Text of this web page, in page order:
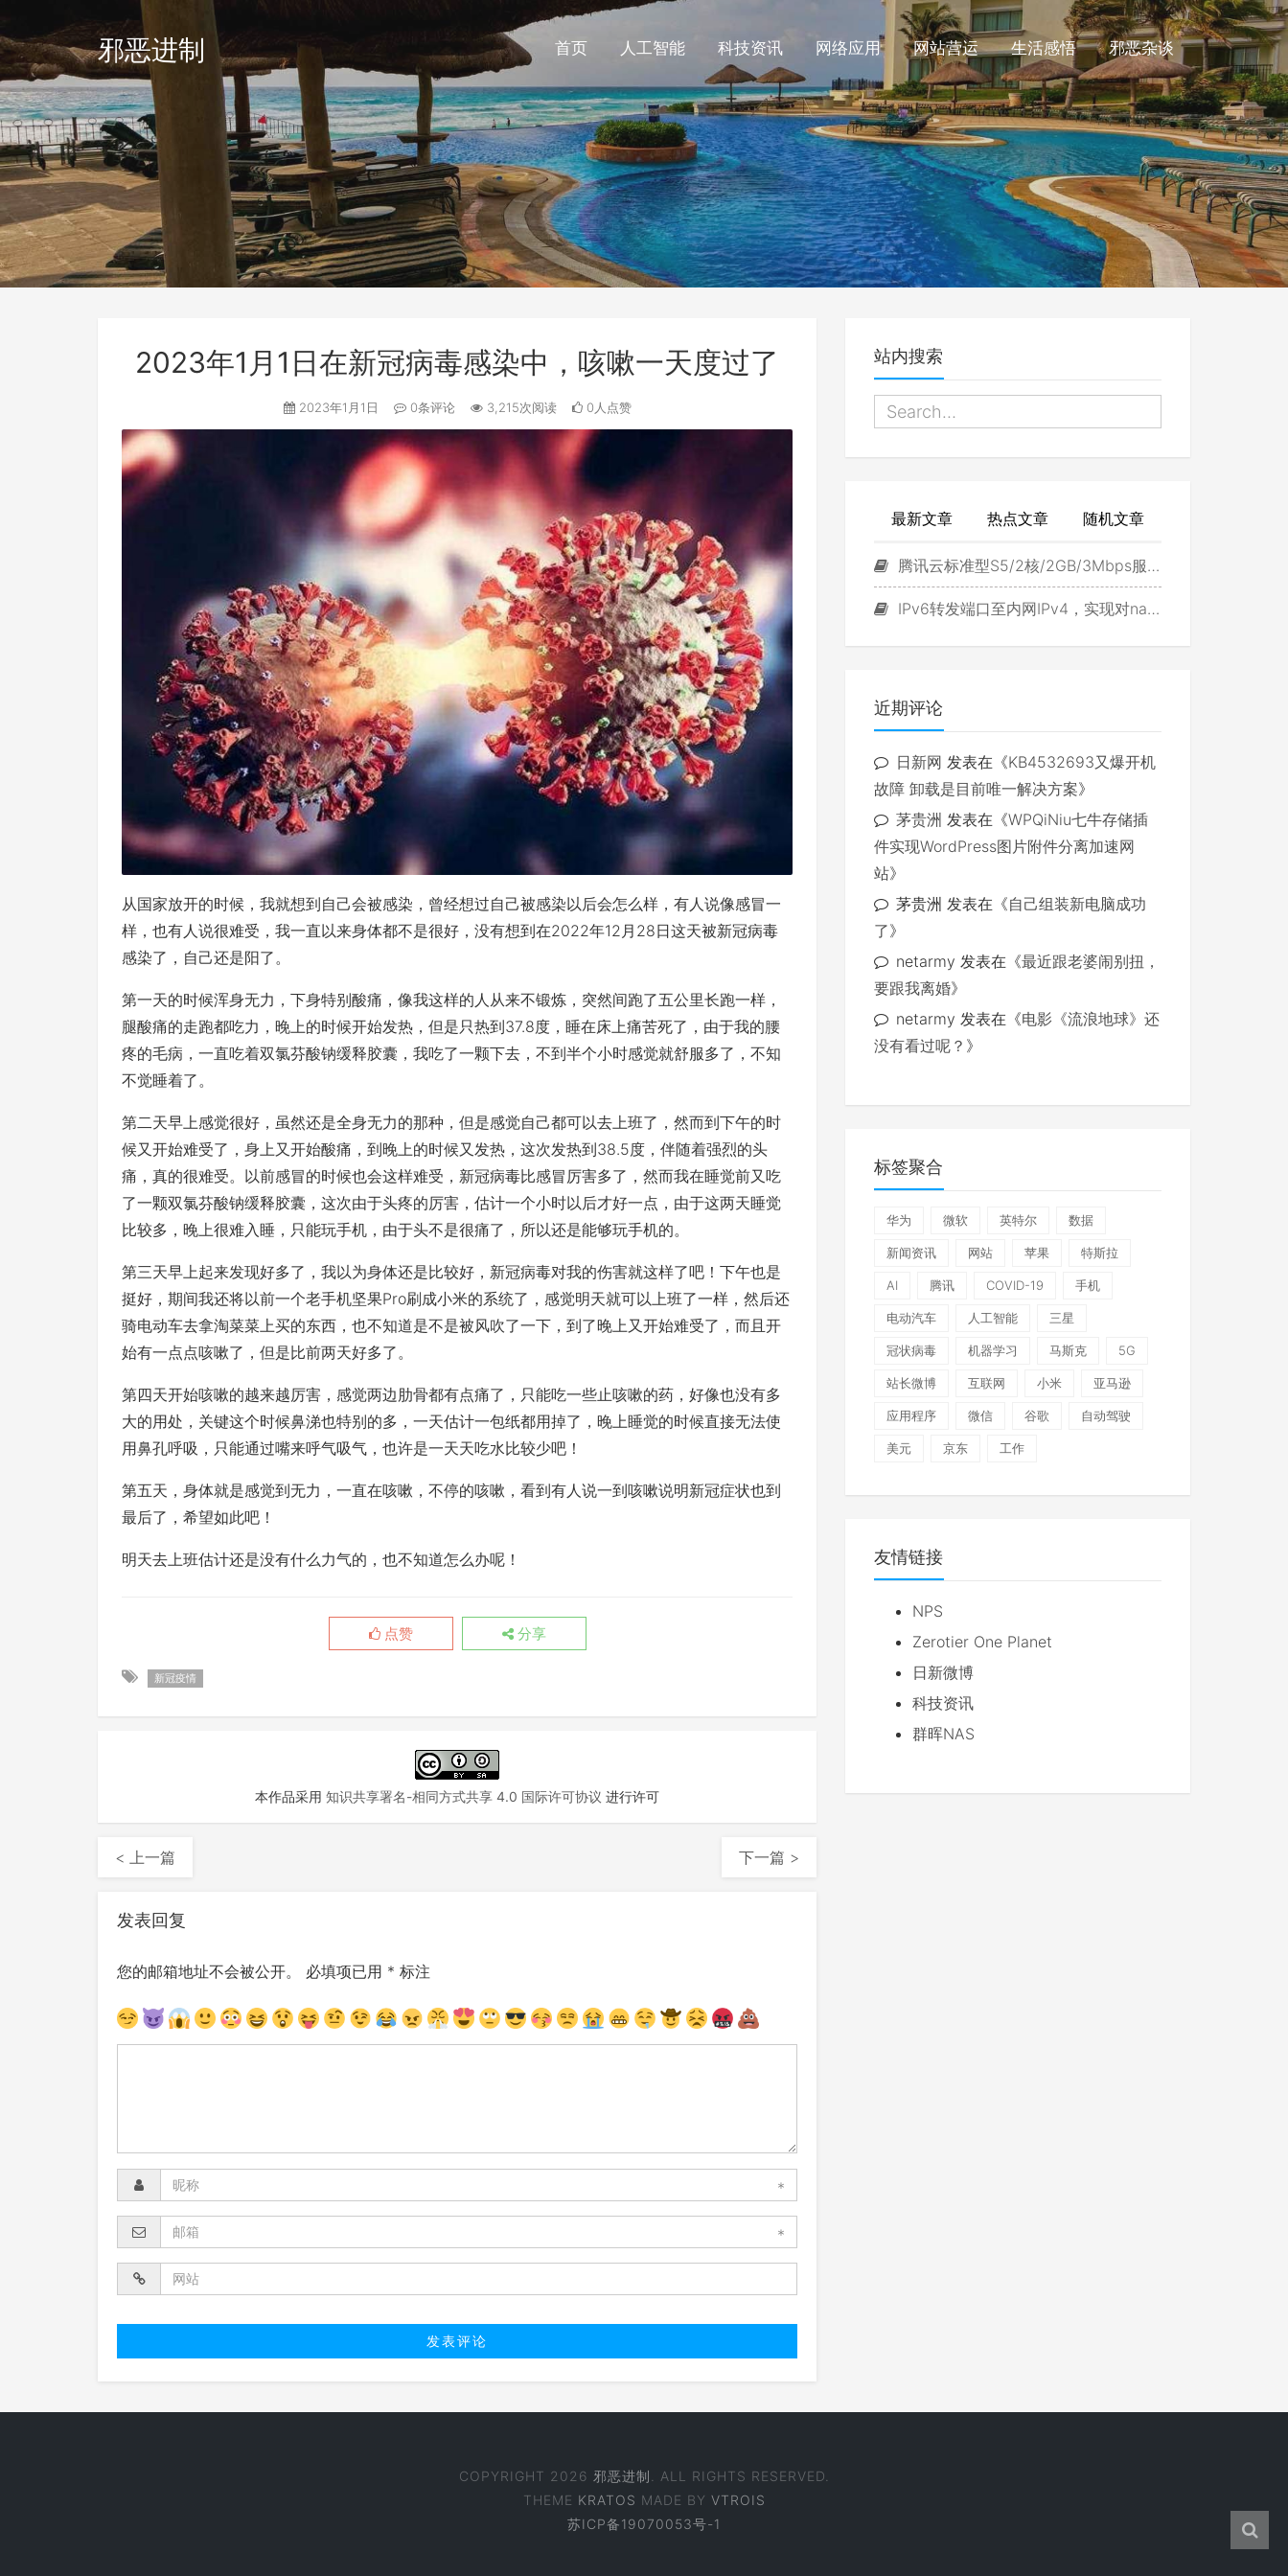
邪恶进制 首页 人工智能 科技资讯 网络应用 网站营运 生活感悟 邪恶杂谈
2023年1月1日在新冠病毒感染中，咳嗽一天度过了
2023年1月1日 0条评论 3,215次阅读 0人点赞
从国家放开的时候，我就想到自己会被感染，曾经想过自己被感染以后会怎么样，有人说像感冒一
样，也有人说很难受，我一直以来身体都不是很好，没有想到在2022年12月28日这天被新冠病毒
感染了，自己还是阳了。
第一天的时候浑身无力，下身特别酸痛，像我这样的人从来不锻炼，突然间跑了五公里长跑一样，
腿酸痛的走跑都吃力，晚上的时候开始发热，但是只热到37.8度，睡在床上痛苦死了，由于我的腰
疼的毛病，一直吃着双氯芬酸钠缓释胶囊，我吃了一颗下去，不到半个小时感觉就舒服多了，不知
不觉睡着了。
第二天早上感觉很好，虽然还是全身无力的那种，但是感觉自己都可以去上班了，然而到下午的时
候又开始难受了，身上又开始酸痛，到晚上的时候又发热，这次发热到38.5度，伴随着强烈的头
痛，真的很难受。以前感冒的时候也会这样难受，新冠病毒比感冒厉害多了，然而我在睡觉前又吃
了一颗双氯芬酸钠缓释胶囊，这次由于头疼的厉害，估计一个小时以后才好一点，由于这两天睡觉
比较多，晚上很难入睡，只能玩手机，由于头不是很痛了，所以还是能够玩手机的。
第三天早上起来发现好多了，我以为身体还是比较好，新冠病毒对我的伤害就这样了吧！下午也是
挺好，期间我还将以前一个老手机坚果Pro刷成小米的系统了，感觉明天就可以上班了一样，然后还
骑电动车去拿淘菜菜上买的东西，也不知道是不是被风吹了一下，到了晚上又开始难受了，而且开
始有一点点咳嗽了，但是比前两天好多了。
第四天开始咳嗽的越来越厉害，感觉两边肋骨都有点痛了，只能吃一些止咳嗽的药，好像也没有多
大的用处，关键这个时候鼻涕也特别的多，一天估计一包纸都用掉了，晚上睡觉的时候直接无法使
用鼻孔呼吸，只能通过嘴来呼气吸气，也许是一天天吃水比较少吧！
第五天，身体就是感觉到无力，一直在咳嗽，不停的咳嗽，看到有人说一到咳嗽说明新冠症状也到
最后了，希望如此吧！
明天去上班估计还是没有什么力气的，也不知道怎么办呢！
点赞 分享
新冠疫情
本作品采用 知识共享署名-相同方式共享 4.0 国际许可协议 进行许可
< 上一篇 下一篇 >
发表回复
您的邮箱地址不会被公开。 必填项已用 * 标注
*
*
站内搜索
最新文章 热点文章 随机文章
腾讯云标准型S5/2核/2GB/3Mbps服务器试用
IPv6转发端口至内网IPv4，实现对navidrome直接访问
近期评论
日新网 发表在《KB4532693又爆开机
故障 卸载是目前唯一解决方案》
茅贵洲 发表在《WPQiNiu七牛存储插
件实现WordPress图片附件分离加速网
站》
茅贵洲 发表在《自己组装新电脑成功
了》
netarmy 发表在《最近跟老婆闹别扭，
要跟我离婚》
netarmy 发表在《电影《流浪地球》还
没有看过呢？ 》
标签聚合
华为 微软 英特尔 数据
新闻资讯 网站 苹果 特斯拉
AI 腾讯 COVID-19 手机
电动汽车 人工智能 三星
冠状病毒 机器学习 马斯克 5G
站长微博 互联网 小米 亚马逊
应用程序 微信 谷歌 自动驾驶
美元 京东 工作
友情链接
NPS
Zerotier One Planet
日新微博
科技资讯
群晖NAS
COPYRIGHT 2026 邪恶进制 . ALL RIGHTS RESERVED.
THEME KRATOS MADE BY VTROIS
苏ICP备19070053号-1